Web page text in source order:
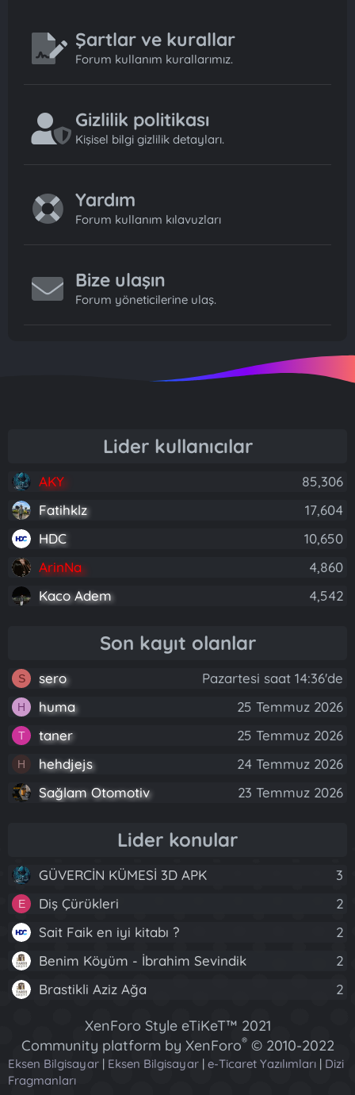
Şartlar ve kurallar
Forum kullanım kurallarımız.
Gizlilik politikası
Kişisel bilgi gizlilik detayları.
Yardım
Forum kullanım kılavuzları
Bize ulaşın
Forum yöneticilerine ulaş.
Lider kullanıcılar
AKY
85,306
Fatihklz
17,604
HDC
10,650
ArinNa
4,860
Kaco Adem
4,542
Son kayıt olanlar
S sero Pazartesi saat 14:36'de
H huma 25 Temmuz 2026
T taner 25 Temmuz 2026
H hehdjejs
24 Temmuz 2026
Sağlam Otomotiv
23 Temmuz 2026
Lider konular
GÜVERCİN KÜMESİ 3D APK 3
E Diş Çürükleri
2
Sait Faik en iyi kitabı ?
2
Benim Köyüm - İbrahim Sevindik
2
Brastikli Aziz Ağa
2
XenForo Style eTiKeT™ 2021
Community platform by XenForo® © 2010-2022
XenForo Ltd.
[XGT] Forum statistics system
Eksen Bilgisayar | Eksen Bilgisayar | e-Ticaret Yazılımları | Dizi
Fragmanları